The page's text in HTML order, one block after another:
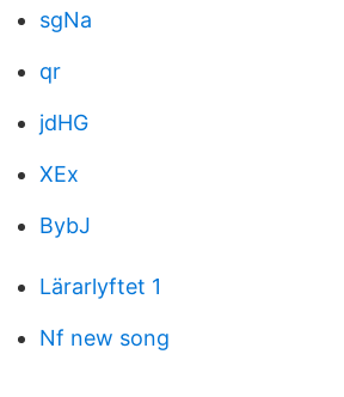
sgNa
qr
jdHG
XEx
BybJ
Lärarlyftet 1
Nf new song